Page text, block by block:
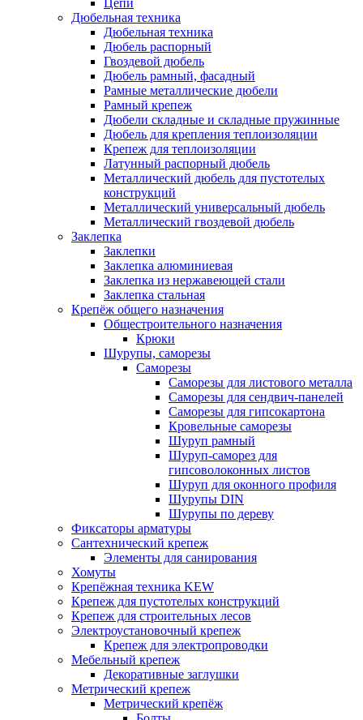
Дюбельная техника
Дюбельная техника
Дюбель распорный
Гвоздевой дюбель
Дюбель рамный, фасадный
Рамные металлические дюбели
Рамный крепеж
Дюбели складные и складные пружинные
Дюбель для крепления теплоизоляции
Крепеж для теплоизоляции
Латунный распорный дюбель
Металлический дюбель для пустотелых
конструкций
Металлический универсальный дюбель
Металлический гвоздевой дюбель
Заклепка
Заклепки
Заклепка алюминиевая
Заклепка из нержавеющей стали
Заклепка стальная
Крепёж общего назначения
Общестроительного назначения
Крюки
Шурупы, саморезы
Саморезы
Саморезы для листового металла
Саморезы для сендвич-панелей
Саморезы для гипсокартона
Кровельные саморезы
Шуруп рамный
Шуруп-саморез для
гипсоволоконных листов
Шуруп для оконного профиля
Шурупы DIN
Шурупы по дереву
Фиксаторы арматуры
Сантехнический крепеж
Элементы для санирования
Хомуты
Крепёжная техника KEW
Крепеж для пустотелых конструкций
Крепеж для строительных лесов
Электроустановочный крепеж
Крепеж для электропроводки
Мебельный крепеж
Декоративные заглушки
Метрический крепеж
Метрический крепёж